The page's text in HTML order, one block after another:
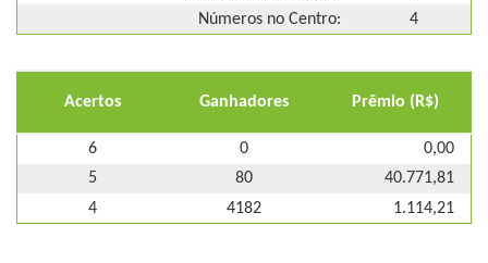
Números no Centro:
4
Acertos Ganhadores Prêmio (R$)
6 0
0,00
5
80
40.771,81
4
4182 1.114,21